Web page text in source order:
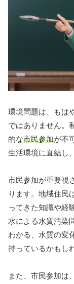
環境問題は、もは
ではありません。
的な市民参加が不
生活環境に直結し
市民参加が重要視
ります。地域住民
ってきた知識や経
水による水質汚染
わかる、水質の変
持っているかもし
また、市民参加は、